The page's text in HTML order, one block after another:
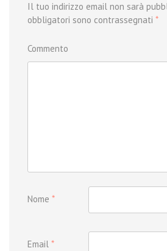
Il tuo indirizzo email non sarà
obbligatori sono contrassegnati *
Commento
Nome *
Email *